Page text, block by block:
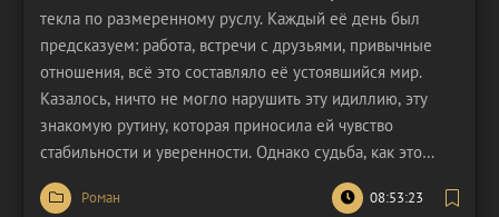
текла по размеренному руслу. Каждый её день был
предсказуем: работа, встречи с друзьями, привычные
отношения, всё это составляло её устоявшийся мир.
Казалось, ничто не могло нарушить эту идиллию, эту
знакомую рутину, которая приносила ей чувство
стабильности и уверенности. Однако судьба, как это
часто бывает, имела на неё совершенно иные планы,
приготовив сюжет, который был далёк от её скромных
Роман 08:53:23